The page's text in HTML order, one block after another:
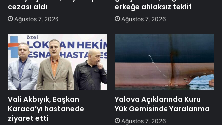
cezası aldı
Ağustos 7, 2026
erkeğe ahlaksız teklif
Ağustos 7, 2026
Vali Akbıyık, Başkan
Karaca’yı hastanede
ziyaret etti
Yalova Açıklarında Kuru
Yük Gemisinde Yaralanma
Ağustos 7, 2026